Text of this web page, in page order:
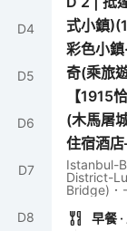
D4
D5
D6
D7
D8
式小鎮
彩色小
奇(乘旅
【
(木馬屠
住宿酒
Istanbul-
District-
Bridge)．
早餐